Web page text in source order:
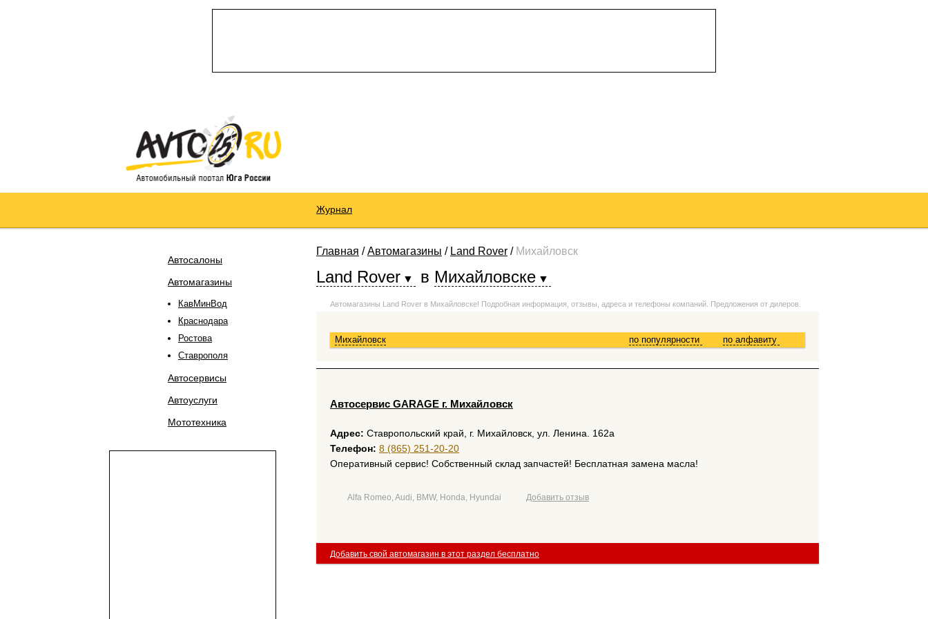
Журнал
Автосалоны
Автомагазины
КавМинВод
Краснодара
Ростова
Ставрополя
Автосервисы
Автоуслуги
Мототехника
Главная /Автомагазины / Land Rover / Михайловск
Land Rover в Михайловске
Автомагазины Land Rover в Михайловске! Подробная информация, отзывы, адреса и телефоны компаний. Предложения от дилеров.
Михайловск по алфавиту
по популярности
Автосервис GARAGE г. Михайловск
Адрес: Ставропольский край, г. Михайловск, ул. Ленина. 162а
Телефон: 8 (865) 251-20-20
Оперативный сервис! Собственный склад запчастей! Бесплатная замена масла!
Alfa Romeo, Audi, BMW, Honda, Hyundai Добавить отзыв
Добавить свой автомагазин в этот раздел бесплатно